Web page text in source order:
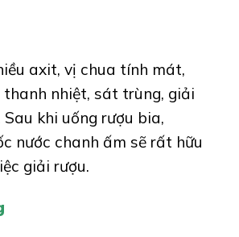
axit, vị chua tính mát,
nhiệt, sát trùng, giải
khi uống rượu bia,
nước chanh ấm sẽ rất hữu
giải rượu.